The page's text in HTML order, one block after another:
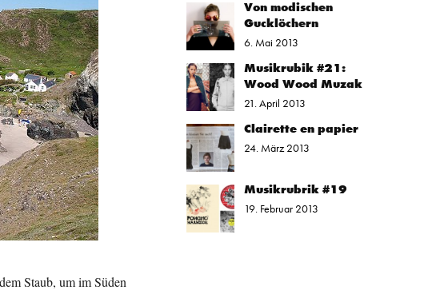
Staub, um im Süden
Von modischen
Gucklöchern
6. Mai 2013
Musikrubik #21:
Wood Wood Muzak
21. April 2013
Clairette en papier
24. März 2013
Musikrubrik #19
19. Februar 2013